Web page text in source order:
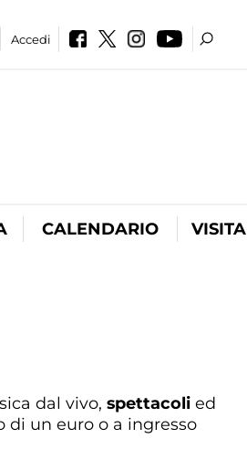
Accedi
CALENDARIO VISITA
dal vivo, spettacoli ed
di un euro o a ingresso